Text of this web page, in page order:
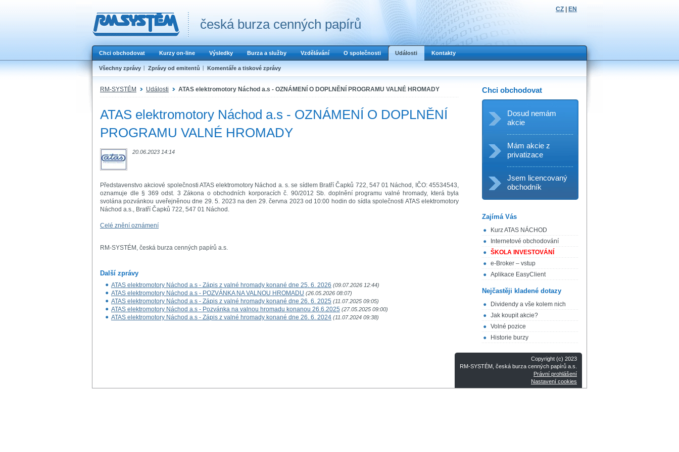
česká burza cenných papírů
CZ EN
Chci obchodovat Kurzy on-line Výsledky Burza a služby Vzdělávání O společnosti Události Kontakty
Všechny zprávy Zprávy od emitentů Komentáře a tiskové zprávy
RM-SYSTÉM Události ATAS elektromotory Náchod a.s - OZNÁMENÍ O DOPLNĚNÍ PROGRAMU VALNÉ HROMADY
ATAS elektromotory Náchod a.s - OZNÁMENÍ O DOPLNĚNÍ
PROGRAMU VALNÉ HROMADY
20.06.2023 14:14
Představenstvo akciové společnosti ATAS elektromotory Náchod a. s. se sídlem Bratří Čapků 722, 547 01 Náchod, IČO: 45534543,
oznamuje dle § 369 odst. 3 Zákona o obchodních korporacích č. 90/2012 Sb. doplnění programu valné hromady, která byla
svolána pozvánkou uveřejněnou dne 29. 5. 2023 na den 29. června 2023 od 10:00 hodin do sídla společnosti ATAS elektromotory
Náchod a.s., Bratří Čapků 722, 547 01 Náchod.
Celé znění oznámení
RM-SYSTÉM, česká burza cenných papírů a.s.
Další zprávy
ATAS elektromotory Náchod a.s - Zápis z valné hromady konané dne 25. 6. 2026 (09.07.2026 12:44)
ATAS elektromotory Náchod a.s - POZVÁNKA NA VALNOU HROMADU (26.05.2026 08:07)
ATAS elektromotory Náchod a.s - Zápis z valné hromady konané dne 26. 6. 2025 (11.07.2025 09:05)
ATAS elektromotory Náchod a.s - Pozvánka na valnou hromadu konanou 26.6.2025 (27.05.2025 09:00)
ATAS elektromotory Náchod a.s - Zápis z valné hromady konané dne 26. 6. 2024 (11.07.2024 09:38)
Chci obchodovat
Dosud nemám
akcie
Mám akcie z
privatizace
Jsem licencovaný
obchodník
Zajímá Vás
Kurz ATAS NÁCHOD
Internetové obchodování
ŠKOLA INVESTOVÁNÍ
e-Broker – vstup
Aplikace EasyClient
Nejčastěji kladené dotazy
Dividendy a vše kolem nich
Jak koupit akcie?
Volné pozice
Historie burzy
Copyright (c) 2023
RM-SYSTÉM, česká burza cenných papírů a.s.
Právní prohlášení
Nastavení cookies